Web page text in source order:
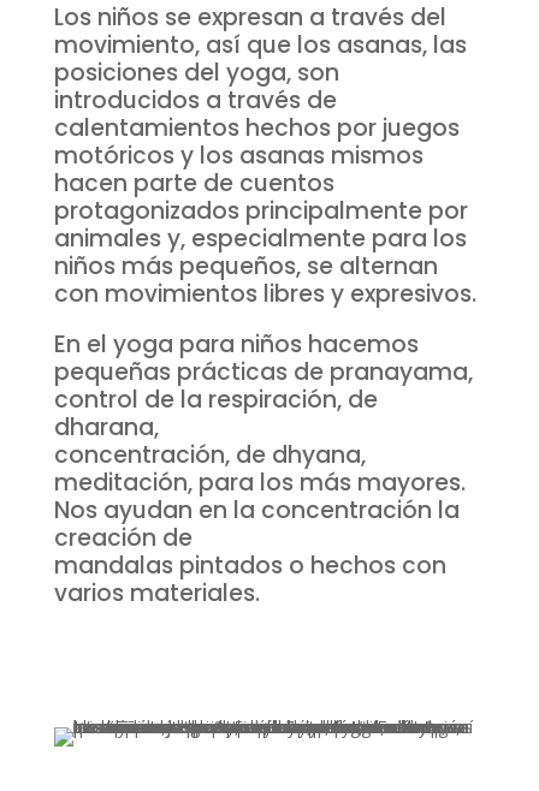
Los niños se expresan a través del
movimiento, así que los asanas, las
posiciones del yoga, son
introducidos a través de
calentamientos hechos por juegos
motóricos y los asanas mismos
hacen parte de cuentos
protagonizados principalmente por
animales y, especialmente para los
niños más pequeños, se alternan
con movimientos libres y expresivos.
En el yoga para niños hacemos
pequeñas prácticas de pranayama,
control de la respiración, de
dharana,
concentración, de dhyana,
meditación, para los más mayores.
Nos ayudan en la concentración la
creación de
mandalas pintados o hechos con
varios materiales.